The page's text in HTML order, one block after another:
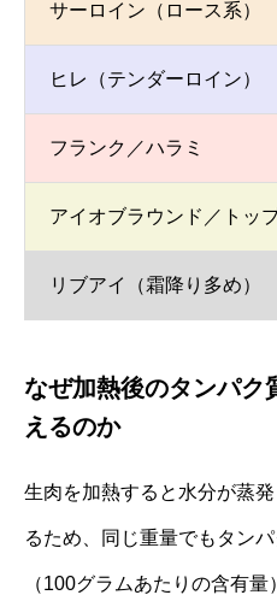
サーロイン（ロース系）
ヒレ（テンダーロイン）
フランク／ハラミ
アイオブラウンド／トッ
リブアイ（霜降り多め）
なぜ加熱後のタンパク
えるのか
生肉を加熱すると水分が蒸
るため、同じ重量でもタン
（100グラムあたりの含有